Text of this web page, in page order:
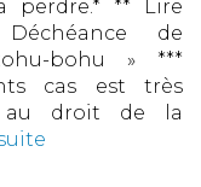
perdre.* ** Lire
de
bohu » ***
cas est très
au droit de la